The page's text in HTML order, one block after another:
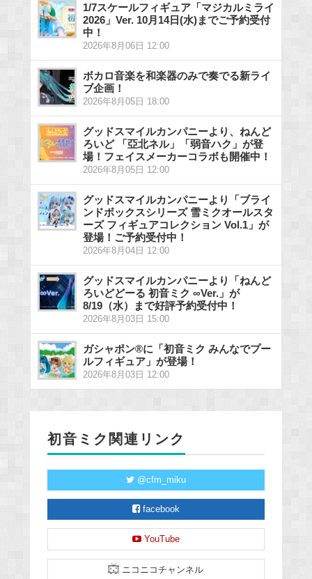
1/7スケールフィギュア「マジカルミライ
2026」Ver. 10月14日(水)までご予約受付
中！
2026年8月06日 12:00
ボカロ音楽を和楽器のみで奏でる新ライ
ブ企画！
2026年8月05日 18:00
グッドスマイルカンパニーより、ねんど
ろいど 「亞北ネル」「弱音ハク」が登
場！フェイスメーカーコラボも開催中！
2026年8月05日 12:00
グッドスマイルカンパニーより「ブライ
ンドボックスシリーズ 雪ミクオールスタ
ーズ フィギュアコレクション Vol.1」が
登場！ご予約受付中！
2026年8月04日 12:00
グッドスマイルカンパニーより「ねんど
ろいどどーる 初音ミク ∞Ver.」が
8/19（水）まで好評予約受付中！
2026年8月03日 15:00
ガシャポン®に「初音ミク みんなでプー
ルフィギュア」が登場！
2026年8月03日 12:00
初音ミク関連リンク
@cfm_miku
facebook
YouTube
ニコニコチャンネル